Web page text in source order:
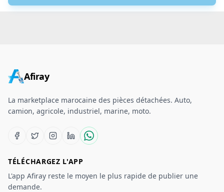
Afiray
La marketplace marocaine des pièces détachées. Auto,
camion, agricole, industriel, marine, moto.
TÉLÉCHARGEZ L'APP
L'app Afiray reste le moyen le plus rapide de publier une
demande.